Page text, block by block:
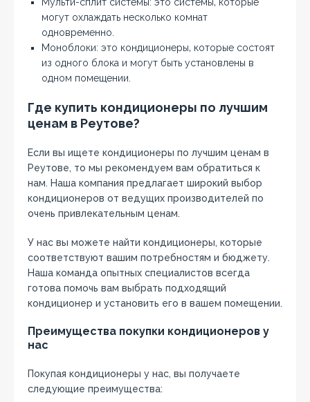
Мульти-сплит системы: это системы‚ которые
могут охлаждать несколько комнат
одновременно.
Моноблоки: это кондиционеры‚ которые состоят
из одного блока и могут быть установлены в
одном помещении.
Где купить кондиционеры по лучшим
ценам в Реутове?
Если вы ищете кондиционеры по лучшим ценам в
Реутове‚ то мы рекомендуем вам обратиться к
нам. Наша компания предлагает широкий выбор
кондиционеров от ведущих производителей по
очень привлекательным ценам.
У нас вы можете найти кондиционеры‚ которые
соответствуют вашим потребностям и бюджету.
Наша команда опытных специалистов всегда
готова помочь вам выбрать подходящий
кондиционер и установить его в вашем помещении.
Преимущества покупки кондиционеров у
нас
Покупая кондиционеры у нас‚ вы получаете
следующие преимущества: